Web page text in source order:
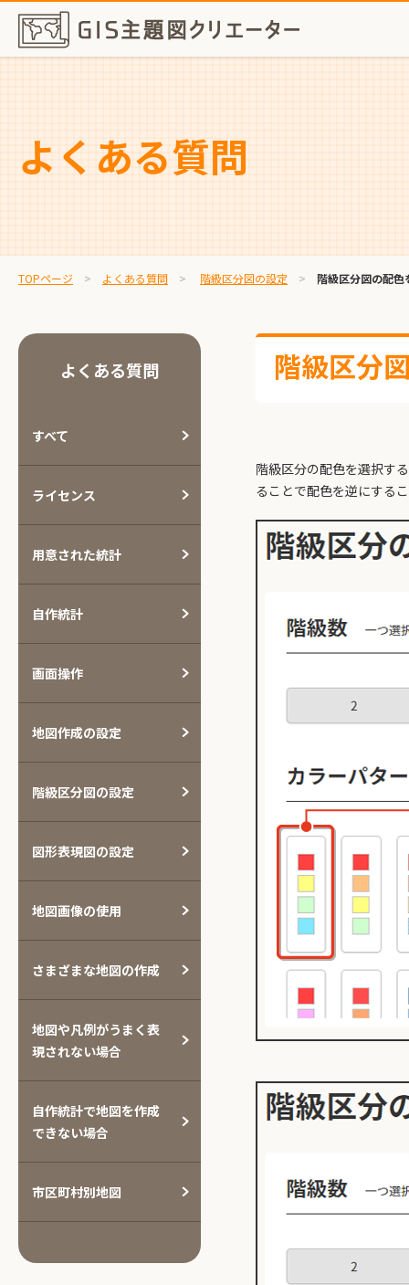
よくある質問
TOPページ よくある質問 階級区分図の設定 階級区分図の配
階級区分
階級区分の配色を選択す
ることで配色を逆にする
よくある質問
すべて
ライセンス
用意された統計
自作統計
画面操作
地図作成の設定
階級区分図の設定
図形表現図の設定
地図画像の使用
さまざまな地図の作成
地図や凡例がうまく表
現されない場合
自作統計で地図を作成
できない場合
市区町村別地図